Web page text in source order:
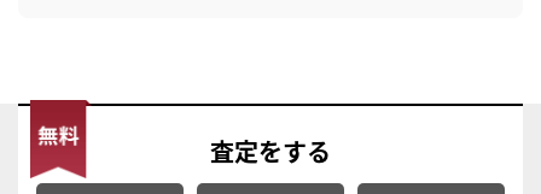
査定をする